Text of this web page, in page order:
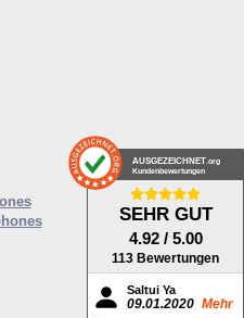
AUSGEZEICHNET .org
Kundenbewertungen
SEHR GUT
4.92 / 5.00
113 Bewertungen
Saltui Ya
09.01.2020 Mehr